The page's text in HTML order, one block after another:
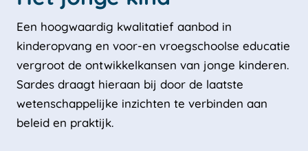
Een hoogwaardig kwalitatief aanbod in
kinderopvang en voor-en vroegschoolse educatie
vergroot de ontwikkelkansen van jonge kinderen.
Sardes draagt hieraan bij door de laatste
wetenschappelijke inzichten te verbinden aan
beleid en praktijk.